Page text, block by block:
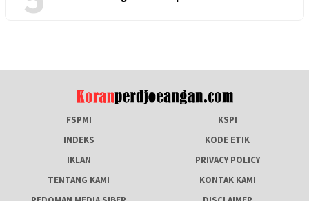
FSPMI
KSPI
INDEKS
KODE ETIK
IKLAN
PRIVACY POLICY
TENTANG KAMI
KONTAK KAMI